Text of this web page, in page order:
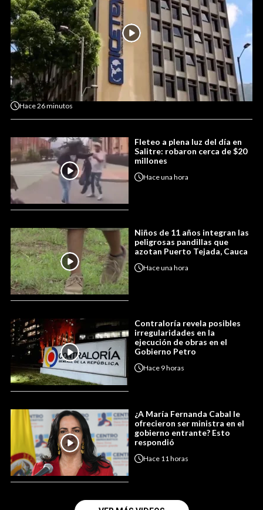
Hace26 minutos
Fleteo a plena luz del día en
Salitre: robaron cerca de $20
millones
Haceuna hora
Niños de 11 años integran las
peligrosas pandillas que
azotan Puerto Tejada, Cauca
Haceuna hora
Contraloría revela posibles
irregularidades en la
ejecución de obras en el
Gobierno Petro
Hace 9 horas
¿A María Fernanda Cabal le
ofrecieron ser ministra en el
gobierno entrante? Esto
respondió
Hace 11 horas